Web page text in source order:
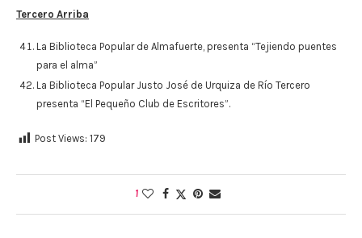
Tercero Arriba
La Biblioteca Popular de Almafuerte, presenta “Tejiendo puentes
para el alma”
La Biblioteca Popular Justo José de Urquiza de Río Tercero
presenta “El Pequeño Club de Escritores”.
Post Views: 179
1